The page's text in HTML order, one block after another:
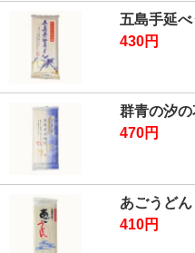
五島手延べ
430円
群青の汐の
470円
あごうどん
410円